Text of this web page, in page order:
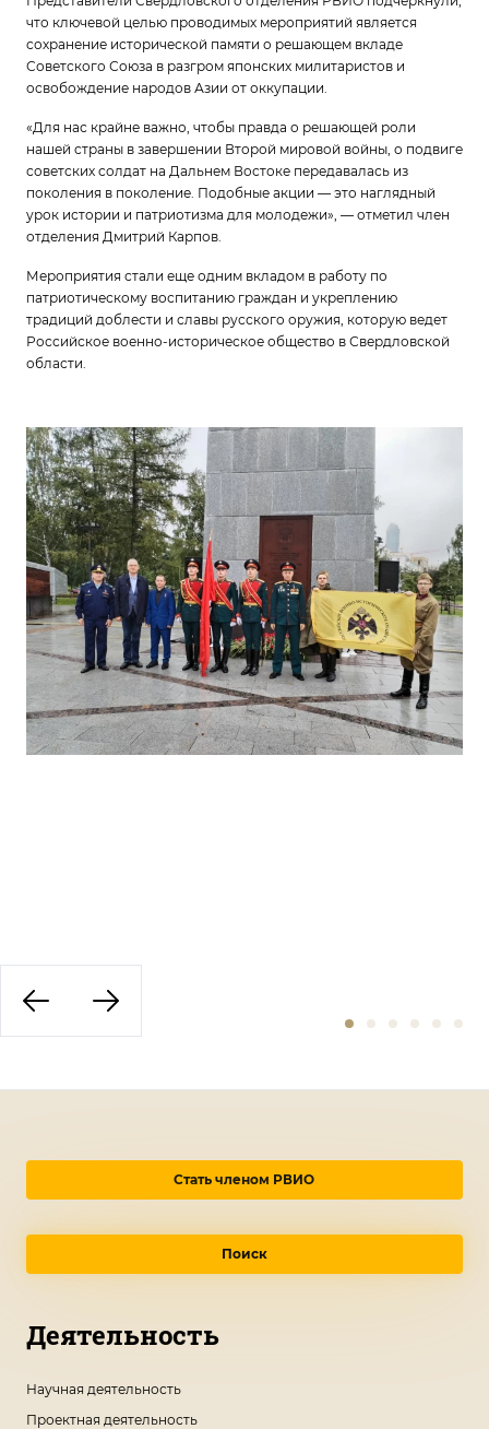
что ключевой целью проводимых мероприятий является
сохранение исторической памяти о решающем вкладе
Советского Союза в разгром японских милитаристов и
освобождение народов Азии от оккупации.
«Для нас крайне важно, чтобы правда о решающей роли
нашей страны в завершении Второй мировой войны, о подвиге
советских солдат на Дальнем Востоке передавалась из
поколения в поколение. Подобные акции — это наглядный
урок истории и патриотизма для молодежи», — отметил член
отделения Дмитрий Карпов.
Мероприятия стали еще одним вкладом в работу по
патриотическому воспитанию граждан и укреплению
традиций доблести и славы русского оружия, которую ведет
Российское военно-историческое общество в Свердловской
области.
Стать членом РВИО
Поиск
Деятельность
Научная деятельность
Проектная деятельность